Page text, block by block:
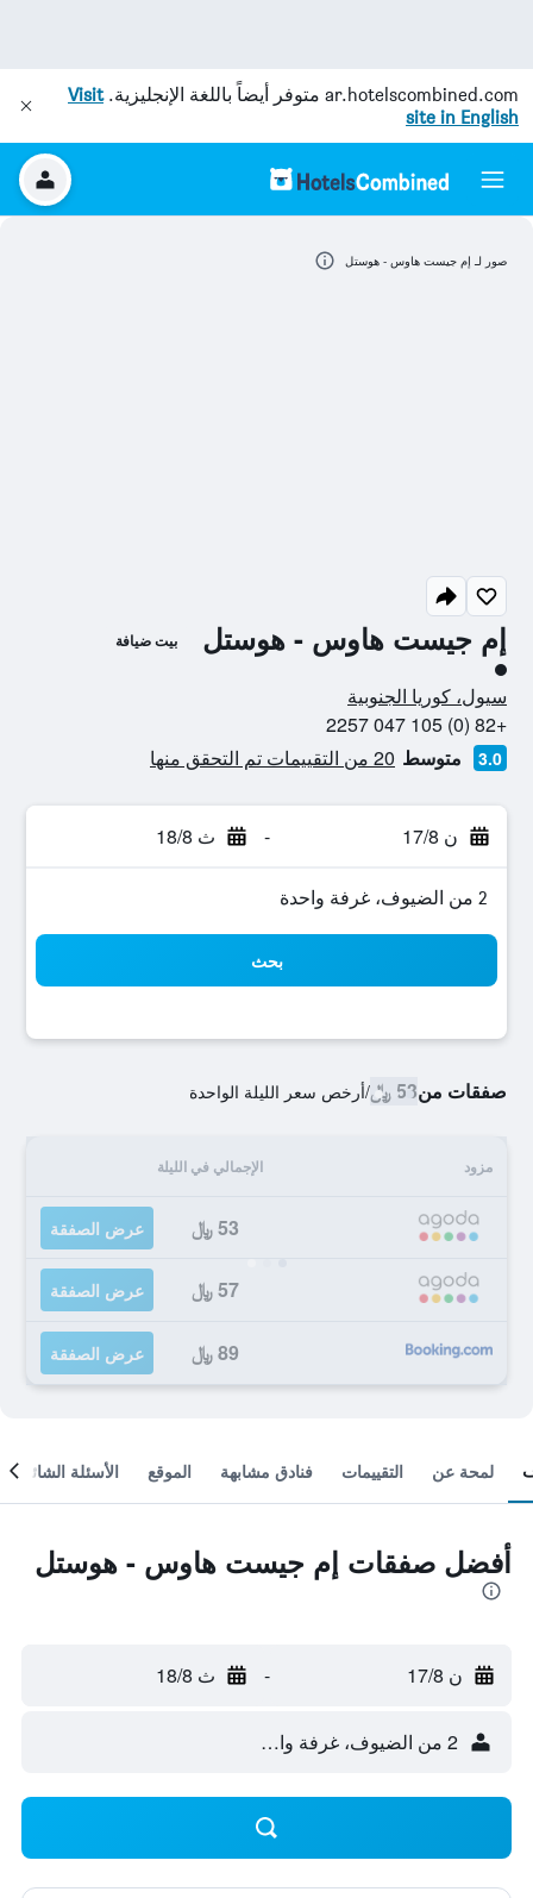
ar.hotelscombined.com متوفر أيضاً باللغة الإنجليزية.Visit
site in English
إم جيست هاوس - هوستل بيت ضيافة
تقييم فئة 1
سيول، كوريا الجنوبية
+82 (0) 105 047 2257
3.0 متوسط 20 من التقييمات تم التحقق منها
ن 17/8 - ث 18/8
2 من الضيوف، غرفة واحدة
بحث
صفقات من53 ﷼ /أرخص سعر الليلة الواحدة
مزود الإجمالي في الليلة
53 ﷼ عرض الصفقة
57 ﷼ عرض الصفقة
89 ﷼ عرض الصفقة
صور لـ إم جيست هاوس - هوستل
لمحة عن التقييمات فنادق مشابهة الموقع الأسئلة الشائعة
أفضل صفقات إم جيست هاوس - هوستل
ن 17/8 - ث 18/8
2 من الضيوف، غرفة واحدة